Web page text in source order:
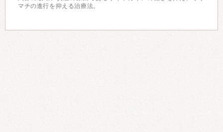
マチの進行を抑える治療法。